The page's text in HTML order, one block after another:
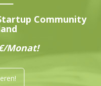
Community
Monat!